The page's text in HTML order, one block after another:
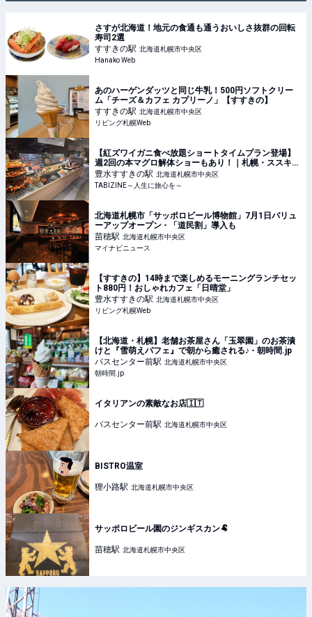
さすが北海道！地元の食通も通うおいしさ抜群の回転
寿司2選
すすきの駅 北海道札幌市中央区
Hanako Web
あのハーゲンダッツと同じ牛乳！500円ソフトクリー
ム「チーズ＆カフェ カプリーノ」【すすきの】
すすきの駅 北海道札幌市中央区
リビング札幌Web
【紅ズワイガニ食べ放題ショートタイムプラン登場】
週2回の本マグロ解体ショーもあり！｜札幌・ススキノ
デパート | TABIZINE～人生に旅心を～
豊水すすきの駅 北海道札幌市中央区
TABIZINE～人生に旅心を～
北海道札幌市「サッポロビール博物館」7月1日バリュ
ーアップオープン - 「道民割」導入も
苗穂駅 北海道札幌市中央区
マイナビニュース
【すすきの】14時まで楽しめるモーニングランチセッ
ト880円！おしゃれカフェ「日晴堂」
豊水すすきの駅 北海道札幌市中央区
リビング札幌Web
【北海道・札幌】老舗お茶屋さん「玉翠園」のお茶漬
けと『雪萌えパフェ』で朝から癒される♪ - 朝時間.jp
バスセンター前駅 北海道札幌市中央区
朝時間.jp
イタリアンの素敵なお店🇮🇹
バスセンター前駅 北海道札幌市中央区
BISTRO温室
狸小路駅 北海道札幌市中央区
サッポロビール園のジンギスカン🐏
苗穂駅 北海道札幌市中央区